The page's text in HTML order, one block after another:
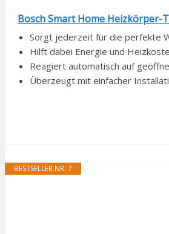
Bosch Smart Home
Sorgt jederzeit für die perfekte
Hilft dabei Energie und
Reagiert automatisch auf
Überzeugt mit einfacher
BESTSELLER NR. 7